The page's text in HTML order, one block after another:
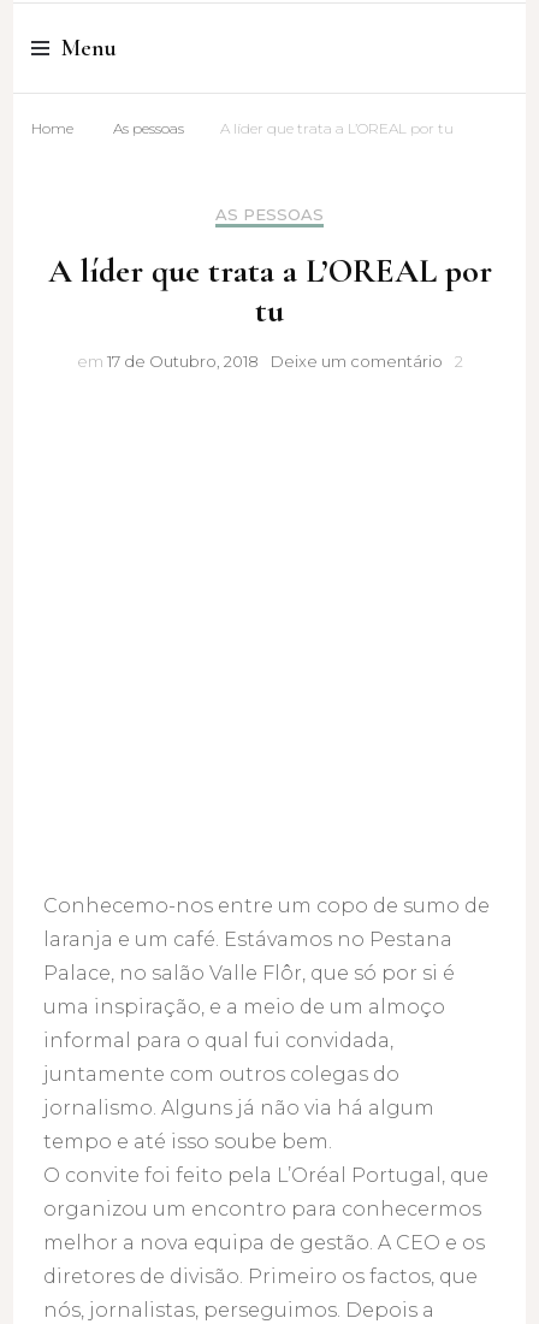
Cristina Amaro
Menu
Home As pessoas A líder que trata a L’OREAL por tu
AS PESSOAS
A líder que trata a L’OREAL por
tu
em 17 de Outubro, 2018 Deixe um comentárioA
2
Conhecemo-nos entre um copo de sumo de
laranja e um café. Estávamos no Pestana
Palace, no salão Valle Flôr, que só por si é
uma inspiração, e a meio de um almoço
informal para o qual fui convidada,
juntamente com outros colegas do
jornalismo. Alguns já não via há algum
tempo e até isso soube bem.
O convite foi feito pela L’Oréal Portugal, que
organizou um encontro para conhecermos
melhor a nova equipa de gestão. A CEO e os
diretores de divisão. Primeiro os factos, que
nós, jornalistas, perseguimos. Depois a